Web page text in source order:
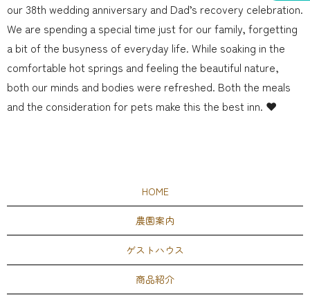
our 38th wedding anniversary and Dad’s recovery celebration.
We are spending a special time just for our family, forgetting
a bit of the busyness of everyday life. While soaking in the
comfortable hot springs and feeling the beautiful nature,
both our minds and bodies were refreshed. Both the meals
and the consideration for pets make this the best inn. ❤️
HOME
農園案内
ゲストハウス
商品紹介